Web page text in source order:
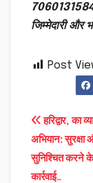
7060131584
जिम्मेदारी और
Post
Post
हरिद्वार, का
अभियान: सुरक्षा
सुनिश्चित करने
कार्रवाई..